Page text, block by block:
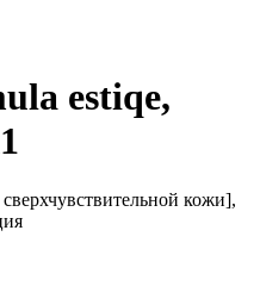
estiqe,
кожи],